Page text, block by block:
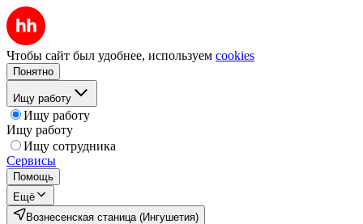
Чтобы сайт был удобнее, используем cookies
Понятно
Ищу работу
Ищу работу
Ищу работу
Ищу сотрудника
Сервисы
Помощь
Ещё
Вознесенская станица (Ингушетия)